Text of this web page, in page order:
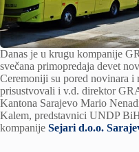
Danas je u krugu kompanije
svečana primopredaja devet
Ceremoniji su pored novinara i
prisustvovali i v.d. direktor
Kantona Sarajevo Mario
Kalem, predstavnici UNDP
kompanije Sejari d.o.o.